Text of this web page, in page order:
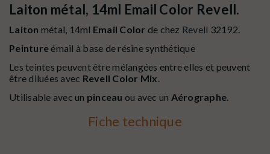
Laiton métal, 14ml Email Color Revell.
Laiton métal, 14ml Email Color de chez Revell 32192.
Peinture émail à base de résine synthétique
Les teintes peuvent être mélangées entre elles et peuvent
être diluées avec Revell Color Mix
Utilisable avec un pinceau ou avec un Aérographe
Fiche technique